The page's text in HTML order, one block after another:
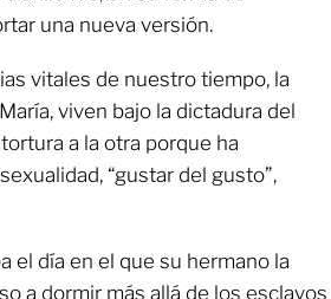
una nueva versión.
vitales de nuestro tiempo, la
viven bajo la dictadura del
a la otra porque ha
“gustar del gusto”,
el día en el que su hermano la
a dormir más allá de los esclavos